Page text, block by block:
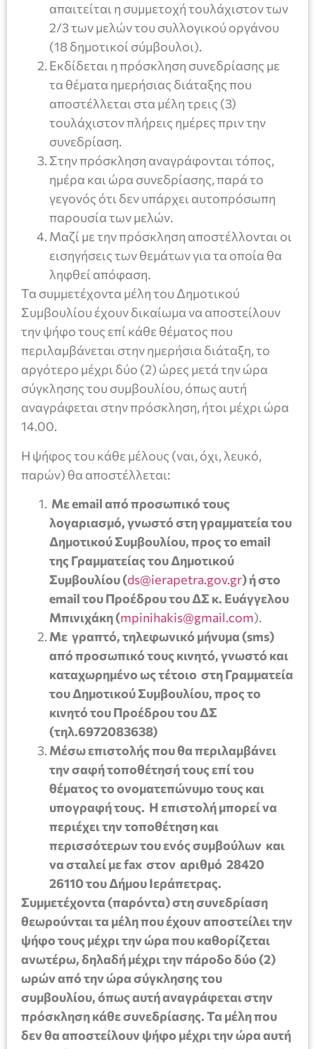
απαιτείται η συμμετοχή τουλάχιστον των
2/3 των μελών του συλλογικού οργάνου
(18 δημοτικοί σύμβουλοι).
Εκδίδεται η πρόσκληση συνεδρίασης με
τα θέματα ημερήσιας διάταξης που
αποστέλλεται στα μέλη τρεις (3)
τουλάχιστον πλήρεις ημέρες πριν την
συνεδρίαση.
Στην πρόσκληση αναγράφονται τόπος,
ημέρα και ώρα συνεδρίασης, παρά το
γεγονός ότι δεν υπάρχει αυτοπρόσωπη
παρουσία των μελών.
Μαζί με την πρόσκληση αποστέλλονται οι
εισηγήσεις των θεμάτων για τα οποία θα
ληφθεί απόφαση.
Τα συμμετέχοντα μέλη του Δημοτικού
Συμβουλίου έχουν δικαίωμα να αποστείλουν
την ψήφο τους επί κάθε θέματος που
περιλαμβάνεται στην ημερήσια διάταξη, το
αργότερο μέχρι δύο (2) ώρες μετά την ώρα
σύγκλησης του συμβουλίου, όπως αυτή
αναγράφεται στην πρόσκληση, ήτοι μέχρι ώρα
14.00.
Η ψήφος του κάθε μέλους (ναι, όχι, λευκό,
παρών) θα αποστέλλεται:
Με email από προσωπικό τους
λογαριασμό, γνωστό στη γραμματεία του
Δημοτικού Συμβουλίου, προς το email
της Γραμματείας του Δημοτικού
Συμβουλίου (ds@ierapetra.gov.gr)ή στο
email του Προέδρου του ΔΣ κ. Ευάγγελου
Μπινιχάκη (mpinihakis@gmail.com).
Με γραπτό, τηλεφωνικό μήνυμα (sms)
από προσωπικό τους κινητό, γνωστό και
καταχωρημένο ως τέτοιο στη Γραμματεία
του Δημοτικού Συμβουλίου, προς το
κινητό του Προέδρου του ΔΣ
(τηλ.6972083638)
Μέσω επιστολής που θα περιλαμβάνει
την σαφή τοποθέτησή τους επί του
θέματος το ονοματεπώνυμο τους και
υπογραφή τους. Η επιστολή μπορεί να
περιέχει την τοποθέτηση και
περισσότερων του ενός συμβούλων και
να σταλεί με fax στον αριθμό 28420
26110 του Δήμου Ιεράπετρας.
Συμμετέχοντα (παρόντα) στη συνεδρίαση
θεωρούνται τα μέλη που έχουν αποστείλει την
ψήφο τους μέχρι την ώρα που καθορίζεται
ανωτέρω, δηλαδή μέχρι την πάροδο δύο (2)
ωρών από την ώρα σύγκλησης του
συμβουλίου, όπως αυτή αναγράφεται στην
πρόσκληση κάθε συνεδρίασης. Τα μέλη που
δεν θα αποστείλουν ψήφο μέχρι την ώρα αυτή